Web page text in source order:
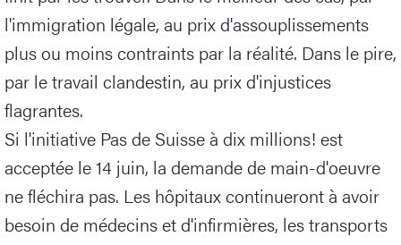
l'immigration légale, au prix d'assouplissements
plus ou moins contraints par la réalité. Dans le pire,
par le travail clandestin, au prix d'injustices
flagrantes.
Si l'initiative Pas de Suisse à dix millions! est
acceptée le 14 juin, la demande de main-d'oeuvre
ne fléchira pas. Les hôpitaux continueront à avoir
besoin de médecins et d'infirmières, les transports